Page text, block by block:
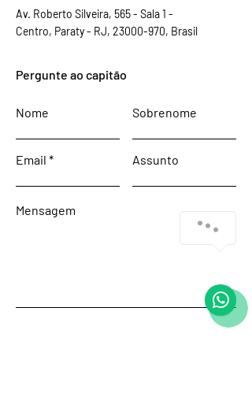
Av. Roberto Silveira, 565 - Sala 1 -
Centro, Paraty - RJ, 23000-970, Brasil
Pergunte ao capitão
Nome Sobrenome
Email Assunto
Mensagem